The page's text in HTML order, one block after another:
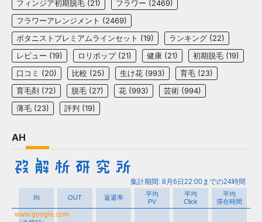
フィンジア初期脱毛 (21) フラワー (2469)
フラワーアレンジメント (2469)
ボタニストプレミアムラインセット (19) ランキング (22)
レビュー (19) ロリポップ(21) 健康 (21) 初期脱毛 (19)
口コミ (20) 比較 (25) 生け花 (993) 育毛 (23)
育毛剤 (72) 脱毛 (27) 花 (993) 芸術 (994)
薄毛 (23) 評判 (19)
AH